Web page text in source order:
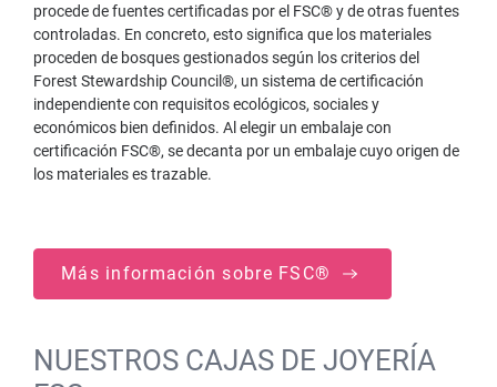
procede de fuentes certificadas por el FSC® y de otras fuentes
controladas. En concreto, esto significa que los materiales
proceden de bosques gestionados según los criterios del
Forest Stewardship Council®, un sistema de certificación
independiente con requisitos ecológicos, sociales y
económicos bien definidos. Al elegir un embalaje con
certificación FSC®, se decanta por un embalaje cuyo origen de
los materiales es trazable.
Más información sobre FSC®
NUESTROS CAJAS DE JOYERÍA